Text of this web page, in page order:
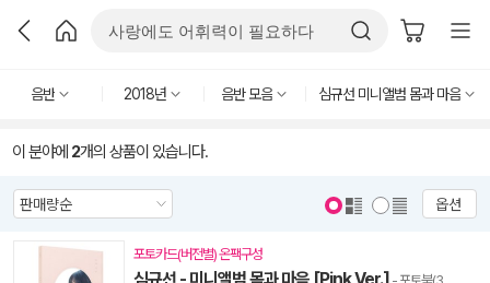
음반 2018년 음반 모음 심규선 미니앨범 몸과 마음
이 분야에 2개의 상품이 있습니다.
옵션
포토카드(버전별) 온팩구성